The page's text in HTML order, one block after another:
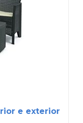
e exterior